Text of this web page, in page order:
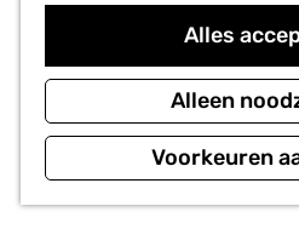
Alles
Alleen
Voorkeuren
GIDS
in het